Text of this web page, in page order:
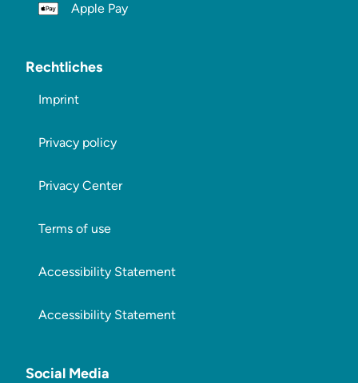
Apple Pay
Rechtliches
Imprint
Privacy policy
Privacy Center
Terms of use
Accessibility Statement
Accessibility Statement
Social Media